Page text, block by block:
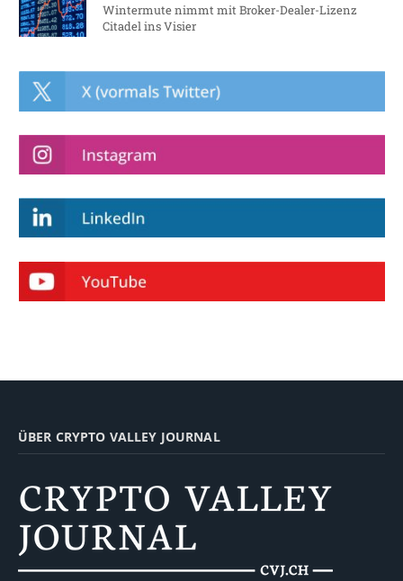
Wintermute nimmt mit Broker-Dealer-Lizenz
Citadel ins Visier
ÜBER CRYPTO VALLEY JOURNAL